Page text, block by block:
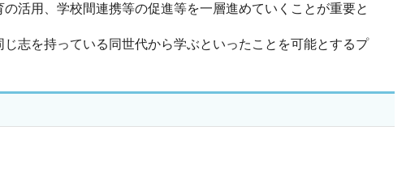
活用、学校間連携等の促進等を一層進めていくことが重要と
志を持っている同世代から学ぶといったことを可能とするプ